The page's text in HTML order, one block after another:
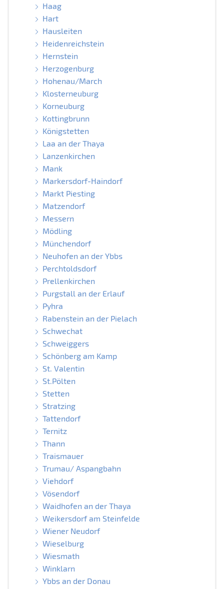
Haag
Hart
Hausleiten
Heidenreichstein
Hernstein
Herzogenburg
Hohenau/March
Klosterneuburg
Korneuburg
Kottingbrunn
Königstetten
Laa an der Thaya
Lanzenkirchen
Mank
Markersdorf-Haindorf
Markt Piesting
Matzendorf
Messern
Mödling
Münchendorf
Neuhofen an der Ybbs
Perchtoldsdorf
Prellenkirchen
Purgstall an der Erlauf
Pyhra
Rabenstein an der Pielach
Schwechat
Schweiggers
Schönberg am Kamp
St. Valentin
St.Pölten
Stetten
Stratzing
Tattendorf
Ternitz
Thann
Traismauer
Trumau/ Aspangbahn
Viehdorf
Vösendorf
Waidhofen an der Thaya
Weikersdorf am Steinfelde
Wiener Neudorf
Wieselburg
Wiesmath
Winklarn
Ybbs an der Donau